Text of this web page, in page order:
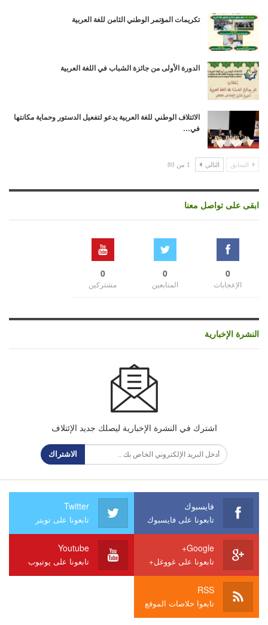
تكريمات المؤتمر الوطني الثامن للغة العربية
الدورة الأولى من جائزة الشباب في اللغة العربية
الائتلاف الوطني للغة العربية يدعو لتفعيل الدستور وحماية مكانتها
في…
السابق التالي 1 من 80
ابقى على تواصل معنا
0
الإعجابات
0
المتابعين
0
مشتركين
النشرة الإخبارية
اشترك في النشرة الإخبارية ليصلك جديد الإئتلاف
الاشتراك
فايسبوك
تابعونا على فايسبوك
Twitter
تابعونا على تويتر
Google+
تابعونا على غووغل+
Youtube
تابعونا على يوتيوب
RSS
تابعوا خلاصات الموقع